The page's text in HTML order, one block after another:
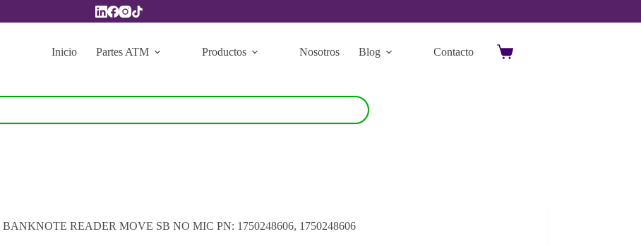
Inicio
Partes ATM Productos Nosotros Blog Contacto
Carro
READER MOVE SB NO MIC PN: 1750248606, 1750248606